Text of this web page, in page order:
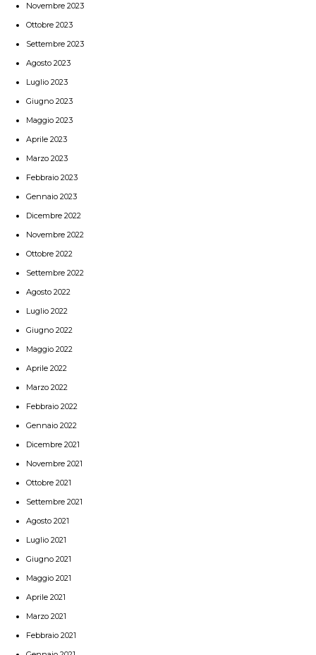
Novembre 2023
Ottobre 2023
Settembre 2023
Agosto 2023
Luglio 2023
Giugno 2023
Maggio 2023
Aprile 2023
Marzo 2023
Febbraio 2023
Gennaio 2023
Dicembre 2022
Novembre 2022
Ottobre 2022
Settembre 2022
Agosto 2022
Luglio 2022
Giugno 2022
Maggio 2022
Aprile 2022
Marzo 2022
Febbraio 2022
Gennaio 2022
Dicembre 2021
Novembre 2021
Ottobre 2021
Settembre 2021
Agosto 2021
Luglio 2021
Giugno 2021
Maggio 2021
Aprile 2021
Marzo 2021
Febbraio 2021